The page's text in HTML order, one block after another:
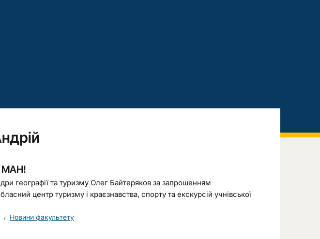
МАН!
географії та туризму Олег Байтеряков за запрошенням
центр туризму і краєзнавства, спорту та екскурсій учнівської
Новини факультету